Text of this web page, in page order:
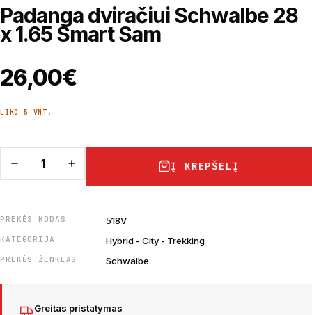
Padanga dviračiui Schwalbe 28
x 1.65 Smart Sam
26,00€
LIKO 5 VNT.
Į KREPŠELĮ
PREKĖS KODAS 518V
KATEGORIJA Hybrid - City - Trekking
PREKĖS ŽENKLAS Schwalbe
Greitas pristatymas